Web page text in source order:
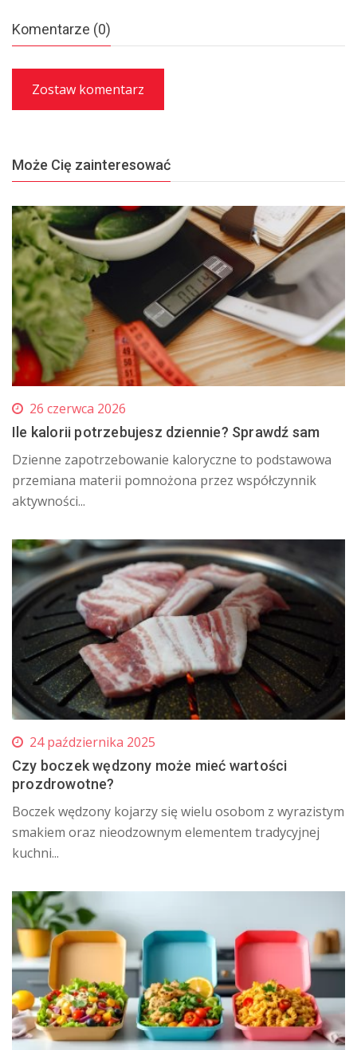
Komentarze (0)
Zostaw komentarz
Może Cię zainteresować
26 czerwca 2026
Ile kalorii potrzebujesz dziennie? Sprawdź sam
​Dzienne zapotrzebowanie kaloryczne to podstawowa
przemiana materii pomnożona przez współczynnik
aktywności...
24 października 2025
Czy boczek wędzony może mieć wartości
prozdrowotne?
​Boczek wędzony kojarzy się wielu osobom z wyrazistym
smakiem oraz nieodzownym elementem tradycyjnej
kuchni...